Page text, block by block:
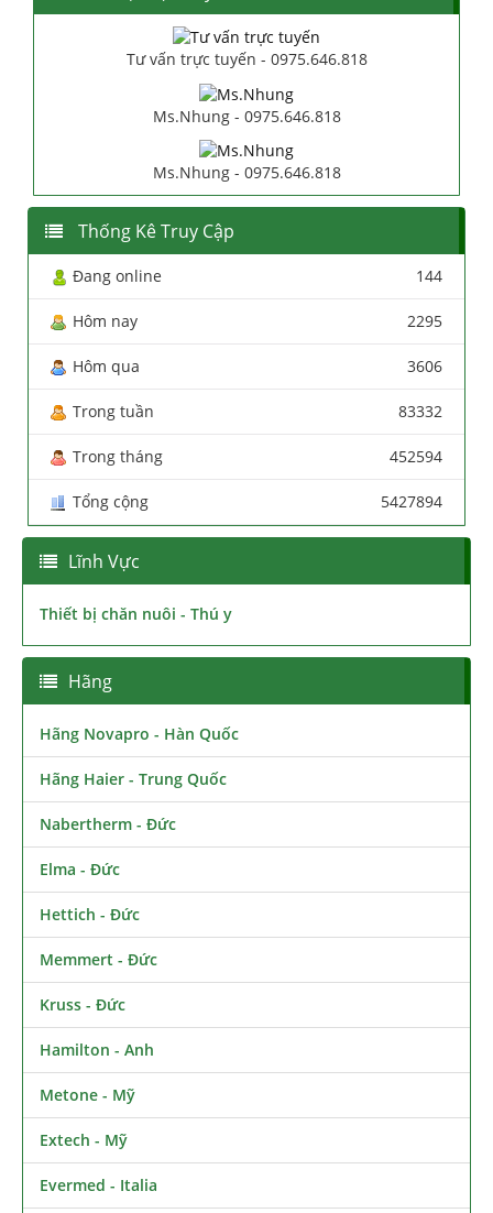
Tư vấn trực tuyến - 0975.646.818
Ms.Nhung - 0975.646.818
Ms.Nhung - 0975.646.818
Thống Kê Truy Cập
Đang online 144
Hôm nay 2295
Hôm qua 3606
Trong tuần 83332
Trong tháng 452594
Tổng cộng 5427894
Lĩnh Vực
Thiết bị chăn nuôi - Thú y
Hãng
Hãng Novapro - Hàn Quốc
Hãng Haier - Trung Quốc
Nabertherm - Đức
Elma - Đức
Hettich - Đức
Memmert - Đức
Kruss - Đức
Hamilton - Anh
Metone - Mỹ
Extech - Mỹ
Evermed - Italia